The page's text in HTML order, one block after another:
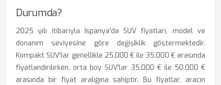
Durumda?
2025 yılı itibarıyla İspanya'da SUV fiyatları, model ve
donanım seviyesine göre değişiklik göstermektedir.
Kompakt SUV'lar genellikle 25.000 € ile 35.000 € arasında
fiyatlandırılırken, orta boy SUV'lar 35.000 € ile 50.000 €
arasında bir fiyat aralığına sahiptir. Bu fiyatlar, aracın